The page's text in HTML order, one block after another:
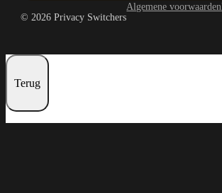
© 2026 Privacy Switchers
Algemene voorwaarden
Terug